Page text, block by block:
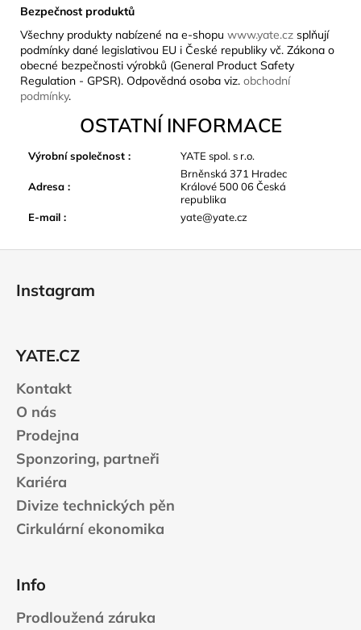
Bezpečnost produktů
Všechny produkty nabízené na e-shopu www.yate.cz splňují
podmínky dané legislativou EU i České republiky vč. Zákona o
obecné bezpečnosti výrobků (General Product Safety
Regulation - GPSR). Odpovědná osoba viz. obchodní
podmínky.
OSTATNÍ INFORMACE
Výrobní společnost : YATE spol. s r.o.
Adresa :
Brněnská 371 Hradec
Králové 500 06 Česká
republika
E-mail : yate@yate.cz
Instagram
YATE.CZ
Kontakt
O nás
Prodejna
Sponzoring, partneři
Kariéra
Divize technických pěn
Cirkulární ekonomika
Info
Prodloužená záruka